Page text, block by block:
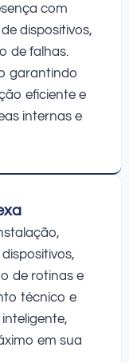
com
dispositivos,
de falhas.
garantindo
eficiente e
internas e
de rotinas e
técnico e
em sua